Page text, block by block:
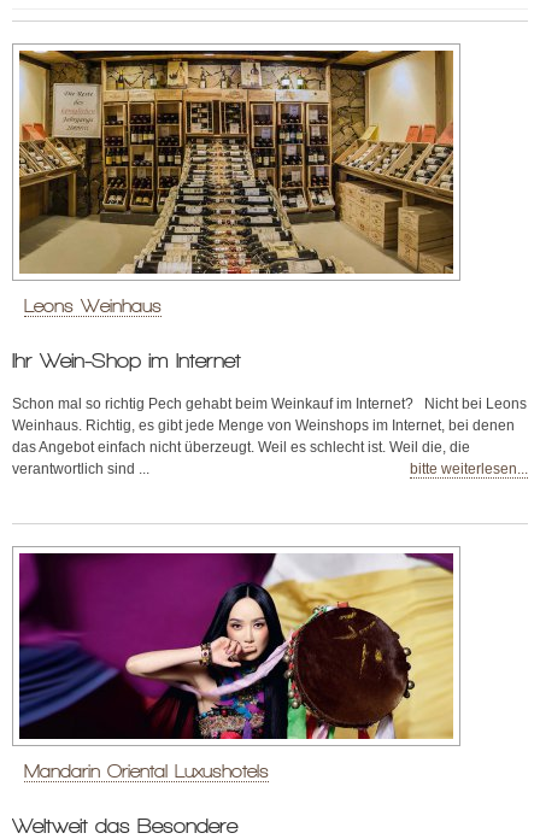
Leons Weinhaus
Ihr Wein-Shop im Internet
Schon mal so richtig Pech gehabt beim Weinkauf im Internet? Nicht bei Leons
Weinhaus. Richtig, es gibt jede Menge von Weinshops im Internet, bei denen
das Angebot einfach nicht überzeugt. Weil es schlecht ist. Weil die, die
verantwortlich sind ...
bitte weiterlesen...
Mandarin Oriental Luxushotels
Weltweit das Besondere